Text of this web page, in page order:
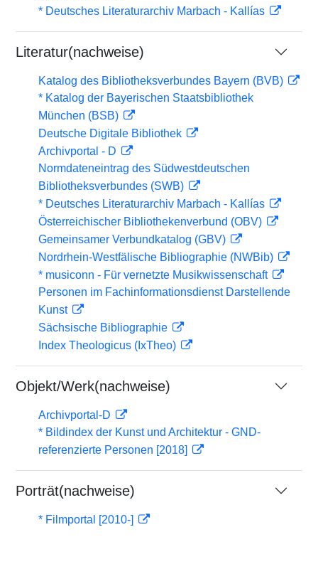
* Deutsches Literaturarchiv Marbach - Kallías
Literatur(nachweise)
Katalog des Bibliotheksverbundes Bayern (BVB)
* Katalog der Bayerischen Staatsbibliothek
München (BSB)
Deutsche Digitale Bibliothek
Archivportal - D
Normdateneintrag des Südwestdeutschen
Bibliotheksverbundes (SWB)
* Deutsches Literaturarchiv Marbach - Kallías
Österreichischer Bibliothekenverbund (OBV)
Gemeinsamer Verbundkatalog (GBV)
Nordrhein-Westfälische Bibliographie (NWBib)
* musiconn - Für vernetzte Musikwissenschaft
Personen im Fachinformationsdienst Darstellende
Kunst
Sächsische Bibliographie
Index Theologicus (IxTheo)
Objekt/Werk(nachweise)
Archivportal-D
* Bildindex der Kunst und Architektur - GND-
referenzierte Personen [2018]
Porträt(nachweise)
* Filmportal [2010-]